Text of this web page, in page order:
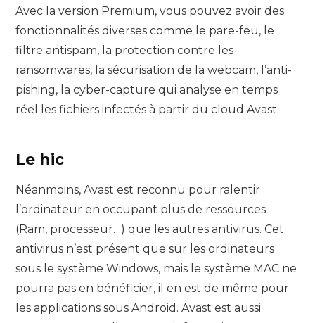
Avec la version Premium, vous pouvez avoir des
fonctionnalités diverses comme le pare-feu, le
filtre antispam, la protection contre les
ransomwares, la sécurisation de la webcam, l’anti-
pishing, la cyber-capture qui analyse en temps
réel les fichiers infectés à partir du cloud Avast.
Le hic
Néanmoins, Avast est reconnu pour ralentir
l’ordinateur en occupant plus de ressources
(Ram, processeur…) que les autres antivirus. Cet
antivirus n’est présent que sur les ordinateurs
sous le système Windows, mais le système MAC ne
pourra pas en bénéficier, il en est de même pour
les applications sous Android. Avast est aussi